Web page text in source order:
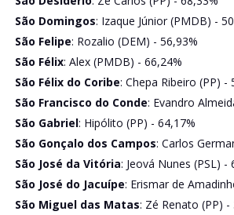
São Domingos: Izaque Júnior (PMDB) -
São Felipe: Rozalio (DEM) - 56,93%
São Félix: Alex (PMDB) - 66,24%
São Félix do Coribe: Chepa Ribeiro (PP) -
São Francisco do Conde: Evandro
São Gabriel: Hipólito (PP) - 64,17%
São Gonçalo dos Campos: Carlos
São José da Vitória: Jeová Nunes (PSL) -
São José do Jacuípe: Erismar de
São Miguel das Matas: Zé Renato (PP) -